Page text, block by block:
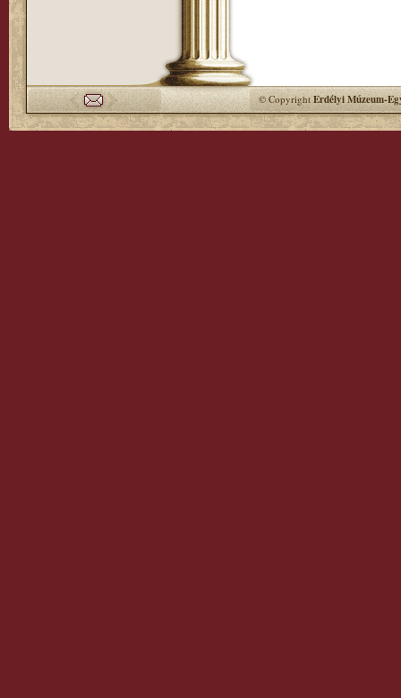
© CopyrightErdélyi Múzeum-